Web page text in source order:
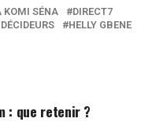
KOMI SÉNA
DIRECT7
HELLY GBENE
: que retenir ?